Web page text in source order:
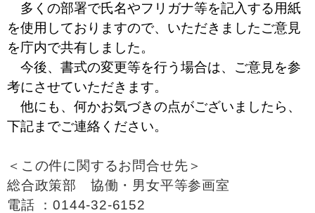
多くの部署で氏名やフリガナ等を記入する用紙
を使用しておりますので、いただきましたご意見
を庁内で共有しました。
今後、書式の変更等を行う場合は、ご意見を参
考にさせていただきます。
他にも、何かお気づきの点がございましたら、
下記までご連絡ください。
＜この件に関するお問合せ先＞
総合政策部 協働・男女平等参画室
電話 ：0144-32-6152